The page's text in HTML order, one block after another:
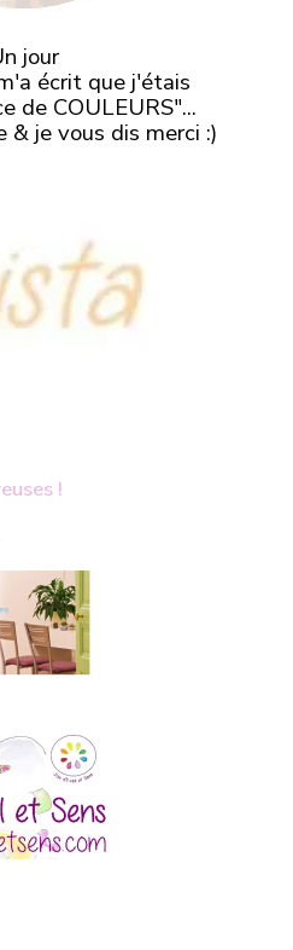
jour
écrit que j'étais
de COULEURS"...
& je vous dis merci :)
!